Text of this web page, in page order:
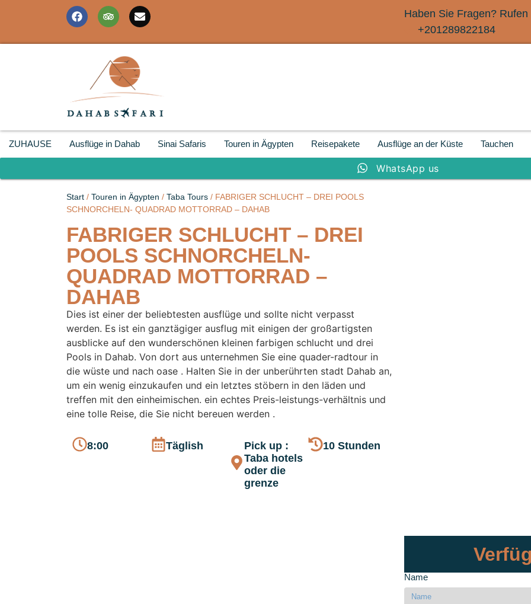
Haben Sie Fragen?
+201289822184
ZUHAUSE Ausflüge in Dahab Sinai Safaris Touren in Ägypten Reisepakete Ausflüge an der Küste Tauchen
WhatsApp us
Start / Touren in Ägypten / Taba Tours / FABRIGER SCHLUCHT – DREI POOLS
SCHNORCHELN- QUADRAD MOTTORRAD – DAHAB
FABRIGER SCHLUCHT – DREI
POOLS SCHNORCHELN-
QUADRAD MOTTORRAD –
DAHAB
Dies ist einer der beliebtesten ausflüge und sollte nicht verpasst
werden. Es ist ein ganztägiger ausflug mit einigen der großartigsten
ausblicke auf den wunderschönen kleinen farbigen schlucht und drei
Pools in Dahab. Von dort aus unternehmen Sie eine quader-radtour in
die wüste und nach oase . Halten Sie in der unberührten stadt Dahab an,
um ein wenig einzukaufen und ein letztes stöbern in den läden und
treffen mit den einheimischen. ein echtes Preis-leistungs-verhältnis und
eine tolle Reise, die Sie nicht bereuen werden .
8:00 Täglish
Pick up :
Taba hotels
oder die
grenze
10 Stunden
Name